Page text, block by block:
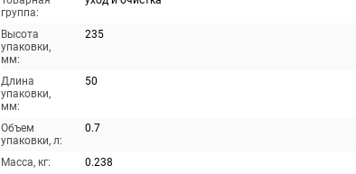
группа:
Высота
упаковки,
мм:
235
Длина
упаковки,
мм:
50
Объем
упаковки, л:
0.7
Масса, кг:
0.238